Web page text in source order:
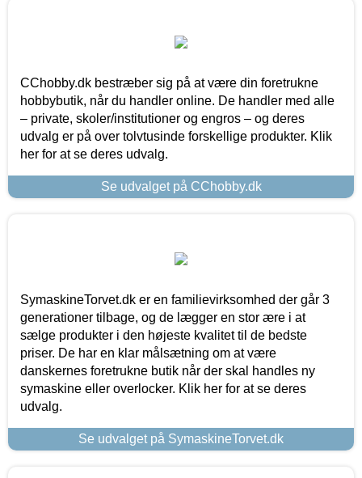
CChobby.dk bestræber sig på at være din foretrukne
hobbybutik, når du handler online. De handler med alle
– private, skoler/institutioner og engros – og deres
udvalg er på over tolvtusinde forskellige produkter. Klik
her for at se deres udvalg.
Se udvalget på CChobby.dk
SymaskineTorvet.dk er en familievirksomhed der går 3
generationer tilbage, og de lægger en stor ære i at
sælge produkter i den højeste kvalitet til de bedste
priser. De har en klar målsætning om at være
danskernes foretrukne butik når der skal handles ny
symaskine eller overlocker. Klik her for at se deres
udvalg.
Se udvalget på SymaskineTorvet.dk